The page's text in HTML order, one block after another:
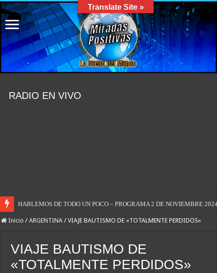
RADIO EN VIVO
HABLEMOS DE TODO UN POCO – PROGRAMA 2 DE NOVIEMBRE
Inicio / ARGENTINA / VIAJE BAUTISMO DE «TOTALMENTE PERDIDOS»
VIAJE BAUTISMO DE
«TOTALMENTE PERDIDOS»
Translate Site »